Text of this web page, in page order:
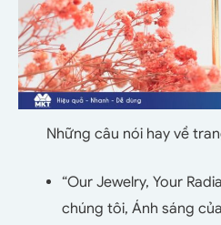
Những câu nói hay về
“Our Jewelry, Your
chúng tôi, Ánh sáng